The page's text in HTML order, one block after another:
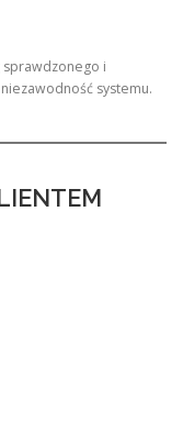
sprawdzonego i
systemu.